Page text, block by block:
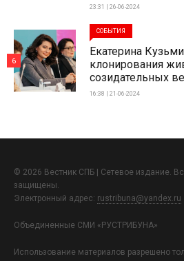
23:31 | 26-06-2024
СОБЫТИЯ
Екатерина
клонирования
созидательных
16:38 | 21-06-2024
6
© 2026 Вестник СПБ | Сетевое издание.
защищены.
Электронный адрес: rustribuna@yandex.ru
Объединенные СМИ «РУСТРИБУНА»
Использование материалов разрешено